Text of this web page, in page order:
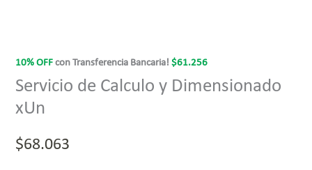
10% OFF con Transferencia Bancaria!$61.256
Servicio de Calculo y Dimensionado
xUn
$68.063